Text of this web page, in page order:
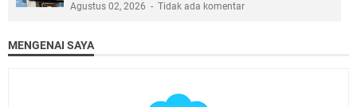
Agustus 02, 2026 Tidak ada komentar
MENGENAI SAYA